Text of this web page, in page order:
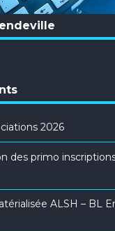
2026
des primo
ALSH – BL